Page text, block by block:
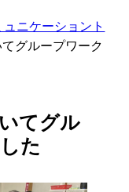
ュニケーショント
グループワーク
てグル
た